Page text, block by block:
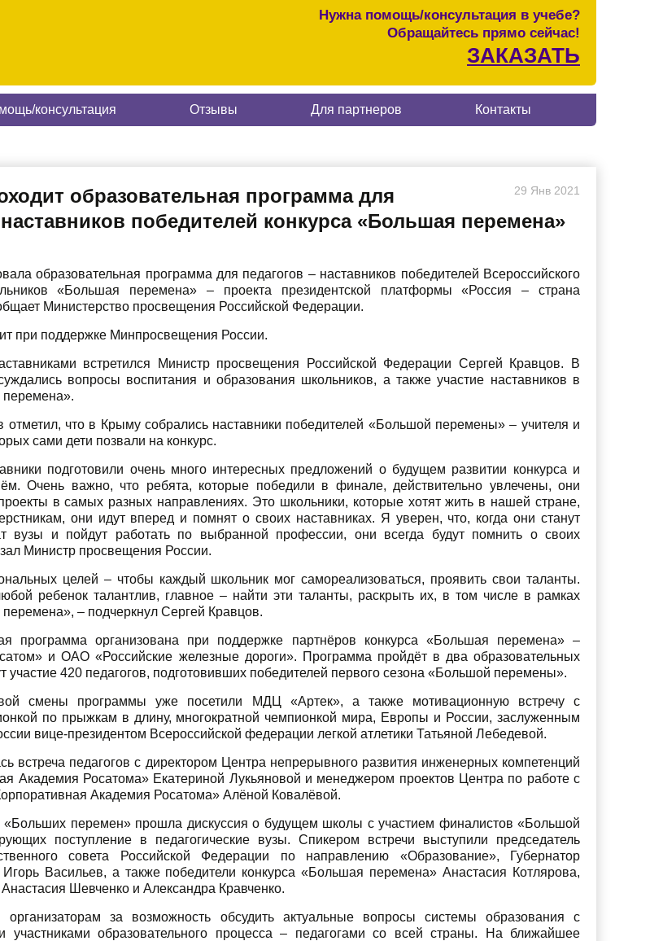
Нужна помощь/консультация в учебе?
Обращайтесь прямо сейчас!
ЗАКАЗАТЬ
консультация Отзывы Для партнеров Контакты
29 Янв 2021
образовательная программа для
победителей конкурса «Большая перемена»
образовательная программа для педагогов – наставников победителей Всероссийского
«Большая перемена» – проекта президентской платформы «Россия – страна
Министерство просвещения Российской Федерации.
при поддержке Минпросвещения России.
встретился Министр просвещения Российской Федерации Сергей Кравцов. В
вопросы воспитания и образования школьников, а также участие наставников в
перемена».
отметил, что в Крыму собрались наставники победителей «Большой перемены» – учителя и
сами дети позвали на конкурс.
подготовили очень много интересных предложений о будущем развитии конкурса и
Очень важно, что ребята, которые победили в финале, действительно увлечены, они
в самых разных направлениях. Это школьники, которые хотят жить в нашей стране,
они идут вперед и помнят о своих наставниках. Я уверен, что, когда они станут
вузы и пойдут работать по выбранной профессии, они всегда будут помнить о своих
Министр просвещения России.
целей – чтобы каждый школьник мог самореализоваться, проявить свои таланты.
ребенок талантлив, главное – найти эти таланты, раскрыть их, в том числе в рамках
– подчеркнул Сергей Кравцов.
программа организована при поддержке партнёров конкурса «Большая перемена» –
и ОАО «Российские железные дороги». Программа пройдёт в два образовательных
участие 420 педагогов, подготовивших победителей первого сезона «Большой перемены».
смены программы уже посетили МДЦ «Артек», а также мотивационную встречу с
по прыжкам в длину, многократной чемпионкой мира, Европы и России, заслуженным
вице-президентом Всероссийской федерации легкой атлетики Татьяной Лебедевой.
встреча педагогов с директором Центра непрерывного развития инженерных компетенций
Академия Росатома» Екатериной Лукьяновой и менеджером проектов Центра по работе с
Академия Росатома» Алёной Ковалёвой.
«Больших перемен» прошла дискуссия о будущем школы с участием финалистов «Большой
поступление в педагогические вузы. Спикером встречи выступили председатель
совета Российской Федерации по направлению «Образование», Губернатор
Игорь Васильев, а также победители конкурса «Большая перемена» Анастасия Котлярова,
Шевченко и Александра Кравченко.
организаторам за возможность обсудить актуальные вопросы системы образования с
участниками образовательного процесса – педагогами со всей страны. На ближайшее